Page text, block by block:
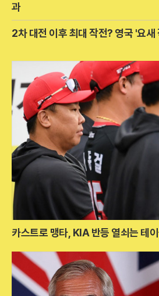
과
2차 대전 이후 최대 작전? 영국 '요새
카스트로 맹타, KIA 반등 열쇠는 테